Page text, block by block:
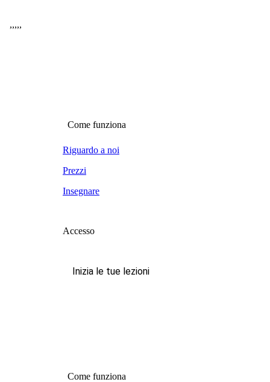
,,,,,
Come funziona
Riguardo a noi
Prezzi
Insegnare
Accesso
Inizia le tue lezioni
Come funziona